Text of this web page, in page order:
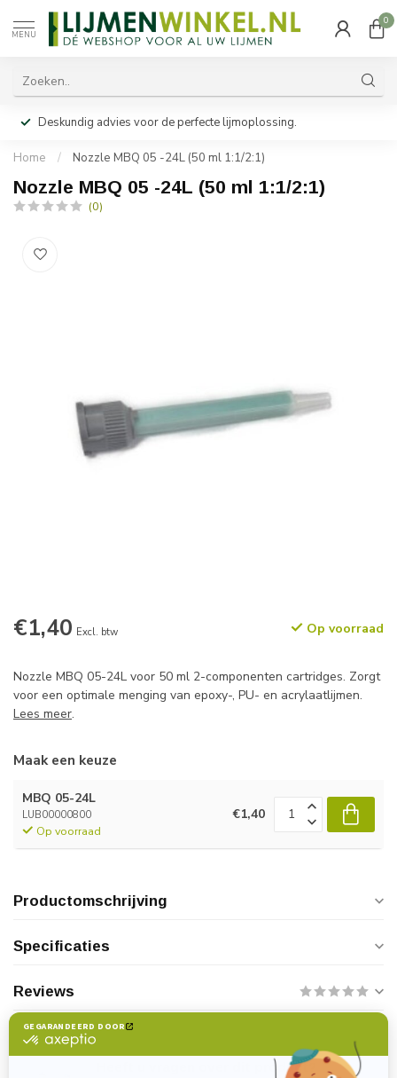
MENU
0
Deskundig advies voor de perfecte lijmoplossing.
Home / Nozzle MBQ 05 -24L (50 ml 1:1/2:1)
Nozzle MBQ 05 -24L (50 ml 1:1/2:1)
(0)
€1,40 Excl. btw Op voorraad
Nozzle MBQ 05-24L voor 50 ml 2-componenten cartridges. Zorgt
voor een optimale menging van epoxy-, PU- en acrylaatlijmen.
Lees meer.
Maak een keuze
MBQ 05-24L
LUB00000800
Op voorraad
€1,40
Productomschrijving
Specificaties
Reviews
Heeft u vragen over dit product?